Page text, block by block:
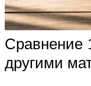
Сравнение
другими